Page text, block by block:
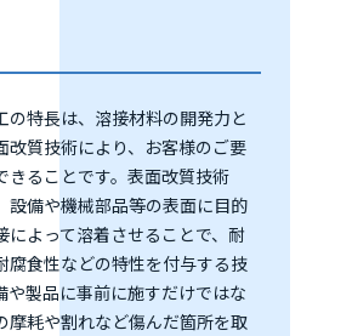
の特長は、溶接材料の開発力と
改質技術により、お客様のご要
きることです。表面改質技術
設備や機械部品等の表面に目的
によって溶着させることで、耐
腐食性などの特性を付与する技
や製品に事前に施すだけではな
摩耗や割れなど傷んだ箇所を取